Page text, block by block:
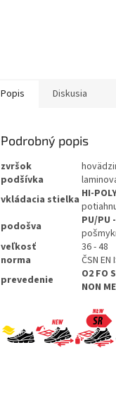
Popis Diskusia
Podrobný popis
zvršok
podšívka
vkládacia stielka HI-
podošva
PU/PU -
veľkosť
36 - 48
norma
ČSN EN
prevedenie
O2 FO
NON